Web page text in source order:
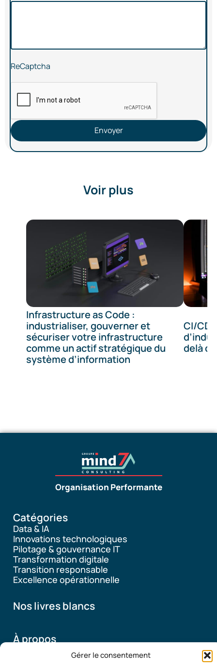
Gérer le consentement
ReCaptcha
Envoyer
Voir plus
Infrastructure as Code :
industrialiser, gouverner et
sécuriser votre infrastructure
comme un actif stratégique du
système d’information
CI/CD
delà
Organisation Performante
Catégories
Data & IA
Innovations technologiques
Pilotage & gouvernance IT
Transformation digitale
Transition responsable
Excellence opérationnelle
Nos livres blancs
À propos